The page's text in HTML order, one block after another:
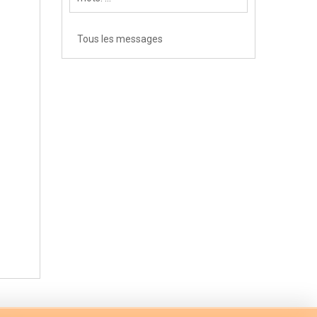
Tous les messages